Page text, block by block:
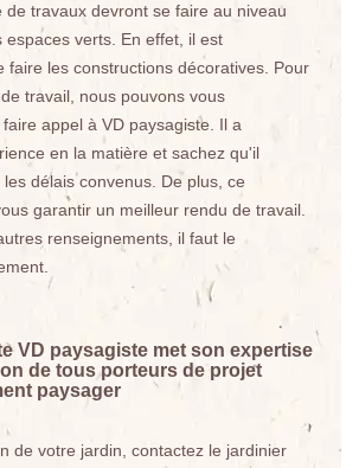
de travaux devront se faire au niveau
espaces verts. En effet, il est
faire les constructions décoratives. Pour
travail, nous pouvons vous
appel à VD paysagiste. Il a
en la matière et sachez qu'il
délais convenus. De plus, ce
garantir un meilleur rendu de travail.
renseignements, il faut le
VD paysagiste met son expertise
de tous porteurs de projet
paysager
de votre jardin, contactez le jardinier